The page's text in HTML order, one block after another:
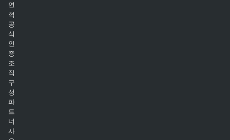
연
혁
공
식
인
증
조
직
구
성
파
트
너
사